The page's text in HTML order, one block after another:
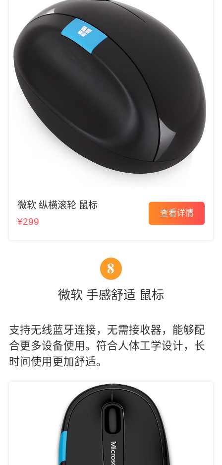
微软 纵横滚轮 鼠标
¥299
查看详情
8
微软 手感舒适 鼠标
支持无线蓝牙连接，无需接收器，能够配
合更多设备使用。符合人体工学设计，长
时间使用更加舒适。